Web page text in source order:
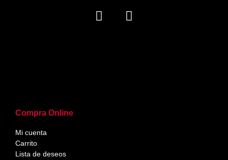
Compra Online
Mi cuenta
Carrito
Lista de deseos